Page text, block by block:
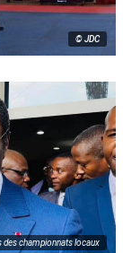
© JDC
des championnats locaux